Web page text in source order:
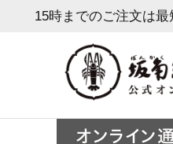
15時までのご注文は最